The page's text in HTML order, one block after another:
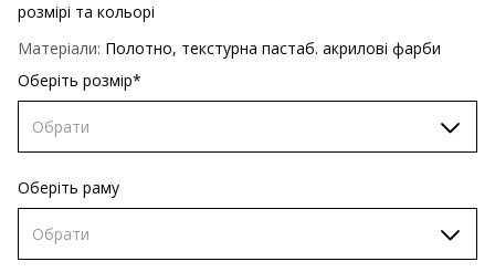
розмірі та кольорі
Матеріали: Полотно, текстурна пастаб. акрилові фарби
Оберіть розмір*
Обрати
60х90 см
70х100 см
Оберіть раму
Обрати